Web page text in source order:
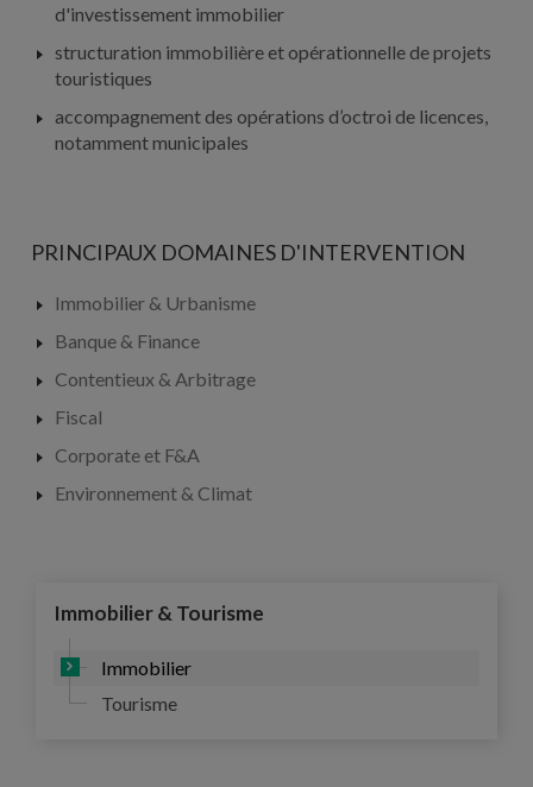
d'investissement immobilier
structuration immobilière et opérationnelle de projets
touristiques
accompagnement des opérations d’octroi de licences,
notamment municipales
PRINCIPAUX DOMAINES D'INTERVENTION
Immobilier & Urbanisme
Banque & Finance
Contentieux & Arbitrage
Fiscal
Corporate et F&A
Environnement & Climat
Immobilier & Tourisme
Immobilier
Tourisme